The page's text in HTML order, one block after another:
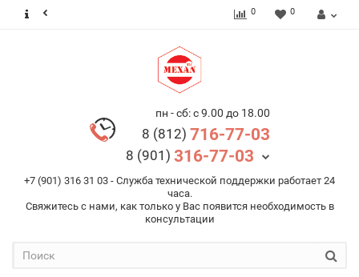
0 0
пн - сб: с 9.00 до 18.00
8 (812) 716-77-03
8 (901) 316-77-03
+7 (901) 316 31 03 - Служба технической поддержки работает 24
часа.
Свяжитесь с нами, как только у Вас появится необходимость в
консультации